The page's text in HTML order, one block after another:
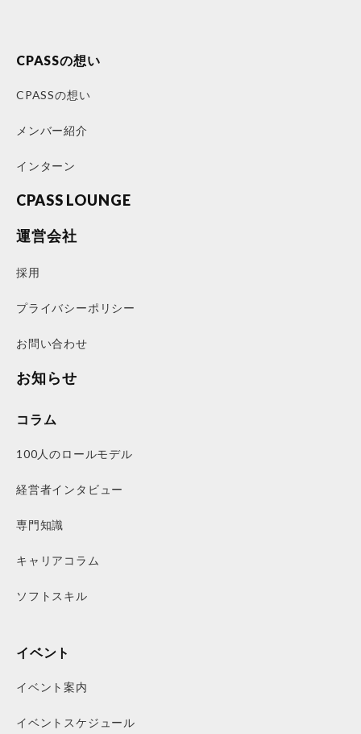
CPASSの想い
CPASSの想い
メンバー紹介
インターン
CPASS LOUNGE
運営会社
採用
プライバシーポリシー
お問い合わせ
お知らせ
コラム
100人のロールモデル
経営者インタビュー
専門知識
キャリアコラム
ソフトスキル
イベント
イベント案内
イベントスケジュール